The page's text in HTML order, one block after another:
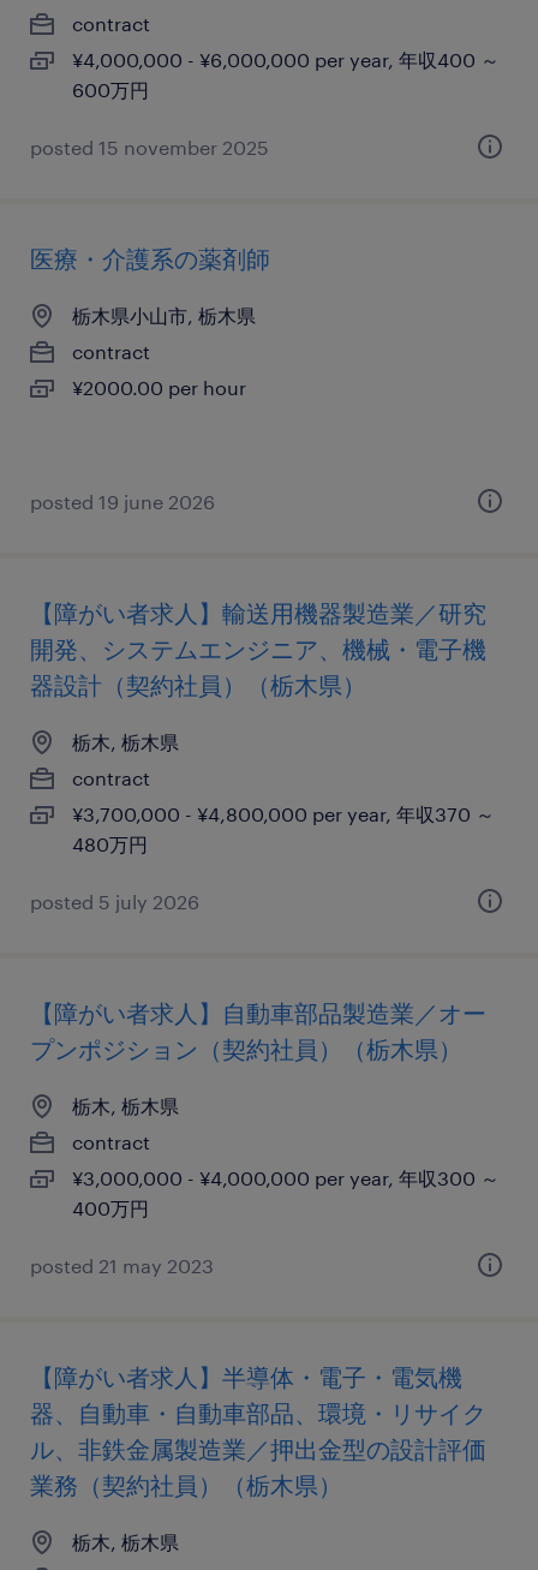
contract
¥4,000,000 - ¥6,000,000 per year, 年収400 ～
600万円
posted 15 november 2025
医療・介護系の薬剤師
栃木県小山市, 栃木県
contract
¥2000.00 per hour
posted 19 june 2026
【障がい者求人】輸送用機器製造業／研究
開発、システムエンジニア、機械・電子機
器設計（契約社員）（栃木県）
栃木, 栃木県
contract
¥3,700,000 - ¥4,800,000 per year, 年収370 ～
480万円
posted 5 july 2026
【障がい者求人】自動車部品製造業／オー
プンポジション（契約社員）（栃木県）
栃木, 栃木県
contract
¥3,000,000 - ¥4,000,000 per year, 年収300 ～
400万円
posted 21 may 2023
【障がい者求人】半導体・電子・電気機
器、自動車・自動車部品、環境・リサイク
ル、非鉄金属製造業／押出金型の設計評価
業務（契約社員）（栃木県）
栃木, 栃木県